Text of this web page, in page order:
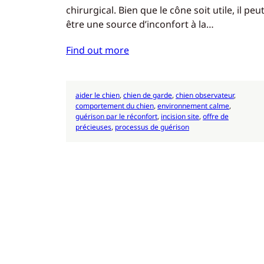
chirurgical. Bien que le cône soit utile, il peut
être une source d’inconfort à la…
Find out more
aider le chien, chien de garde, chien observateur
comportement du chien, environnement calme
guérison par le réconfort, incision site, offre de
précieuses, processus de guérison